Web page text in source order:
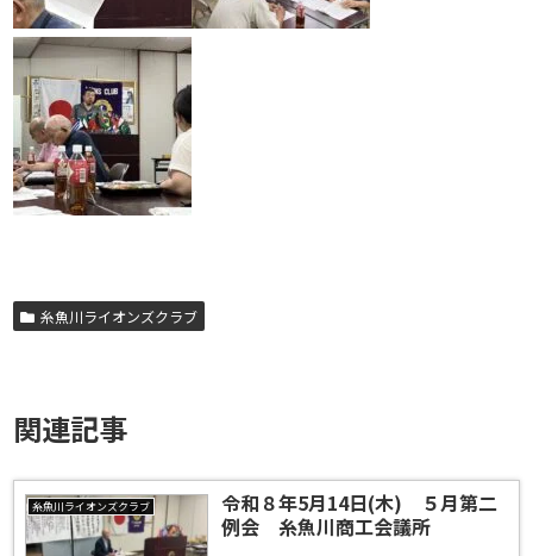
糸魚川ライオンズクラブ
関連記事
糸魚川ライオンズクラブ
令和８年5月14日(木) ５月第二
例会 糸魚川商工会議所